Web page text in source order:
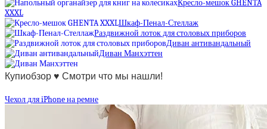
Кресло-мешок GHENTA
XXXL
Шкаф-Пенал-Стеллаж
Раздвижной лоток для столовых приборов
Диван антивандальный
Диван Манхэттен
Купиобзор ♥ Смотри что мы нашли!
Чехол для iPhone на ремне